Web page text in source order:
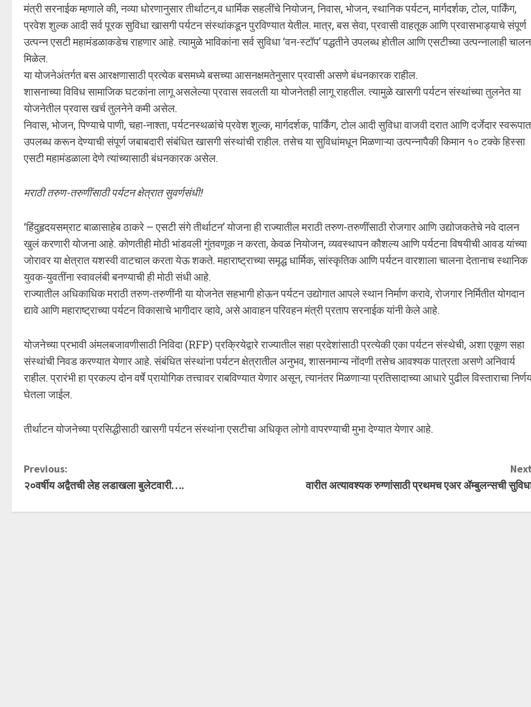
मंत्री सरनाईक म्हणाले की, नव्या धोरणानुसार तीर्थाटन,व धार्मिक सहलींचे नियोजन, निवास, भोजन, स्थानिक पर्यटन, मार्गदर्शक, टोल, पार्किंग,
प्रवेश शुल्क आदी सर्व पूरक सुविधा खासगी पर्यटन संस्थांकडून पुरविण्यात येतील. मात्र, बस सेवा, प्रवासी वाहतूक आणि प्रवासभाड्याचे संपूर्ण
उत्पन्न एसटी महामंडळाकडेच राहणार आहे. त्यामुळे भाविकांना सर्व सुविधा ‘वन-स्टॉप’ पद्धतीने उपलब्ध होतील आणि एसटीच्या उत्पन्नालाही
मिळेल.
या योजनेअंतर्गत बस आरक्षणासाठी प्रत्येक बसमध्ये बसच्या आसनक्षमतेनुसार प्रवासी असणे बंधनकारक राहील.
शासनाच्या विविध सामाजिक घटकांना लागू असलेल्या प्रवास सवलती या योजनेतही लागू राहतील. त्यामुळे खासगी पर्यटन संस्थांच्या तुलनेत या
योजनेतील प्रवास खर्च तुलनेने कमी असेल.
निवास, भोजन, पिण्याचे पाणी, चहा-नाश्ता, पर्यटनस्थळांचे प्रवेश शुल्क, मार्गदर्शक, पार्किंग, टोल आदी सुविधा वाजवी दरात आणि दर्जेदार स्वरूपात
उपलब्ध करून देण्याची संपूर्ण जबाबदारी संबंधित खासगी संस्थांची राहील. तसेच या सुविधांमधून मिळणाऱ्या उत्पन्नापैकी किमान १० टक्के हिस्सा
एसटी महामंडळाला देणे त्यांच्यासाठी बंधनकारक असेल.
मराठी तरुण-तरुणींसाठी पर्यटन क्षेत्रात सुवर्णसंधी!
‘हिंदुहृदयसम्राट बाळासाहेब ठाकरे – एसटी संगे तीर्थाटन’ योजना ही राज्यातील मराठी तरुण-तरुणींसाठी रोजगार आणि उद्योजकतेचे नवे दालन
खुलं करणारी योजना आहे. कोणतीही मोठी भांडवली गुंतवणूक न करता, केवळ नियोजन, व्यवस्थापन कौशल्य आणि पर्यटना विषयीची आवड यांच्या
जोरावर या क्षेत्रात यशस्वी वाटचाल करता येऊ शकते. महाराष्ट्राच्या समृद्ध धार्मिक, सांस्कृतिक आणि पर्यटन वारशाला चालना देतानाच स्थानिक
युवक-युवतींना स्वावलंबी बनण्याची ही मोठी संधी आहे.
राज्यातील अधिकाधिक मराठी तरुण-तरुणींनी या योजनेत सहभागी होऊन पर्यटन उद्योगात आपले स्थान निर्माण करावे, रोजगार निर्मितीत योगदान
द्यावे आणि महाराष्ट्राच्या पर्यटन विकासाचे भागीदार व्हावे, असे आवाहन परिवहन मंत्री प्रताप सरनाईक यांनी केले आहे.
योजनेच्या प्रभावी अंमलबजावणीसाठी निविदा (RFP) प्रक्रियेद्वारे राज्यातील सहा प्रदेशांसाठी प्रत्येकी एका पर्यटन संस्थेची, अशा एकूण सहा
संस्थांची निवड करण्यात येणार आहे. संबंधित संस्थांना पर्यटन क्षेत्रातील अनुभव, शासनमान्य नोंदणी तसेच आवश्यक पात्रता असणे अनिवार्य
राहील. प्रारंभी हा प्रकल्प दोन वर्षे प्रायोगिक तत्त्वावर राबविण्यात येणार असून, त्यानंतर मिळणाऱ्या प्रतिसादाच्या आधारे पुढील विस्ताराचा
घेतला जाईल.
तीर्थाटन योजनेच्या प्रसिद्धीसाठी खासगी पर्यटन संस्थांना एसटीचा अधिकृत लोगो वापरण्याची मुभा देण्यात येणार आहे.
C
o
Previous:
२०वर्षीय अद्वैतची लेह लडाखला बुलेटवारी….
वारीत अत्यावश्यक रुग्णांसाठी प्रथमच एअर ॲम्बुलन्सची